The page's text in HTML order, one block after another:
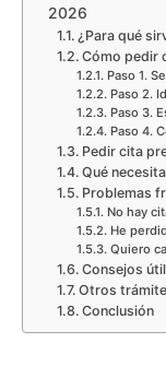
2026
¿Para qué
Cómo pedir
Paso 1.
Paso 2.
Paso 3.
Paso 4.
Pedir cita
Qué
Problemas
No hay
He
Quiero
Consejos
Otros
Conclusión